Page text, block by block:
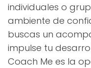
individuales o
ambiente de
buscas un
impulse tu
Coach Me es la